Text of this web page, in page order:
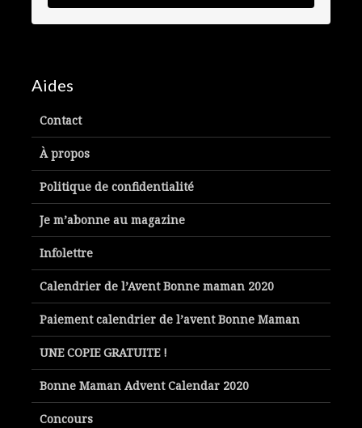
Aides
Contact
À propos
Politique de confidentialité
Je m’abonne au magazine
Infolettre
Calendrier de l’Avent Bonne maman 2020
Paiement calendrier de l’avent Bonne Maman
UNE COPIE GRATUITE !
Bonne Maman Advent Calendar 2020
Concours